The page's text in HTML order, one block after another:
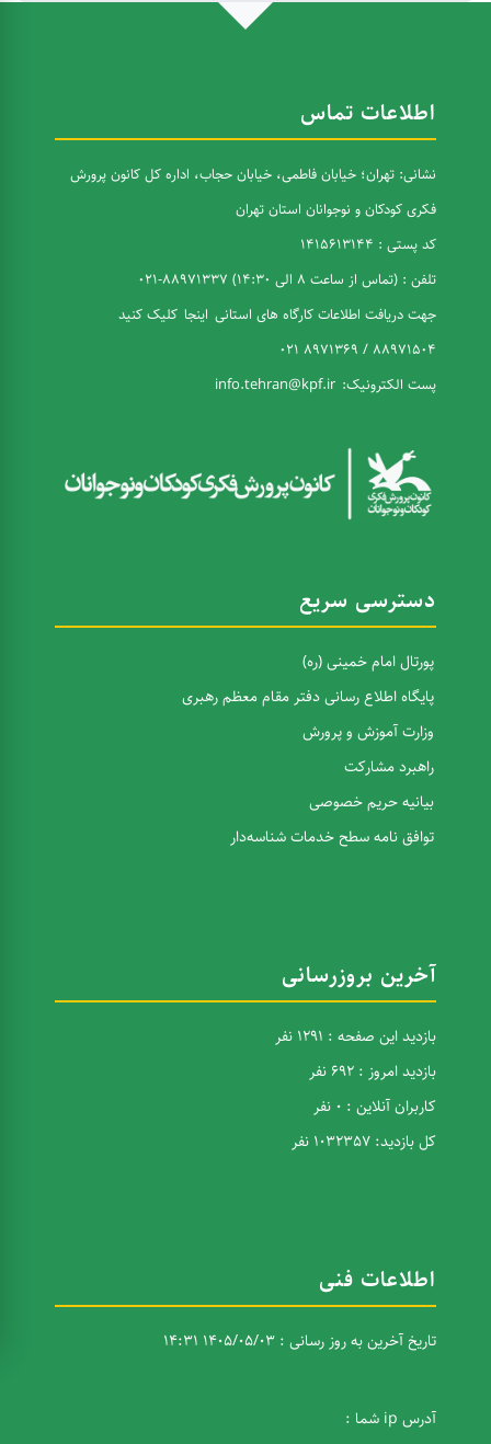
اطلاعات تماس
نشانی: تهران؛ خیابان فاطمی، خیابان حجاب، اداره کل کانون پرورش
فکری کودکان و نوجوانان استان تهران
کد پستی : 1415613144
تلفن : (تماس از ساعت 8 الی 14:30) 88971337-021
جهت دریافت اطلاعات کارگاه های استانی اینجا کلیک کنید
88971504 / 8971369 021
پست الکترونیک: info.tehran@kpf.ir
دسترسی سریع
پورتال امام خمینی (ره)
پایگاه اطلاع رسانی دفتر مقام معظم رهبری
وزارت آموزش و پرورش
راهبرد مشارکت
بیانیه حریم خصوصی
توافق نامه سطح خدمات شناسه‌دار
آخرین بروزرسانی
بازدید این صفحه : 1291 نفر
بازدید امروز : 692 نفر
کاربران آنلاین : 0 نفر
کل بازدید: 1032357 نفر
اطلاعات فنی
تاریخ آخرین به روز رسانی : 1405/05/03 14:31
آدرس ip شما :